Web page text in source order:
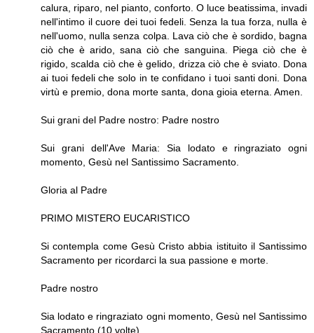
calura, riparo, nel pianto, conforto. O luce beatissima, invadi
nell'intimo il cuore dei tuoi fedeli. Senza la tua forza, nulla è
nell'uomo, nulla senza colpa. Lava ciò che è sordido, bagna
ciò che è arido, sana ciò che sanguina. Piega ciò che è
rigido, scalda ciò che è gelido, drizza ciò che è sviato. Dona
ai tuoi fedeli che solo in te confidano i tuoi santi doni. Dona
virtù e premio, dona morte santa, dona gioia eterna. Amen.
Sui grani del Padre nostro: Padre nostro
Sui grani dell'Ave Maria: Sia lodato e ringraziato ogni
momento, Gesù nel Santissimo Sacramento.
Gloria al Padre
PRIMO MISTERO EUCARISTICO
Si contempla come Gesù Cristo abbia istitui­to il Santissimo
Sacramento per ricordarci la sua passione e morte.
Padre nostro
Sia lodato e ringraziato ogni momento, Gesù nel Santissimo
Sacramento (10 volte)